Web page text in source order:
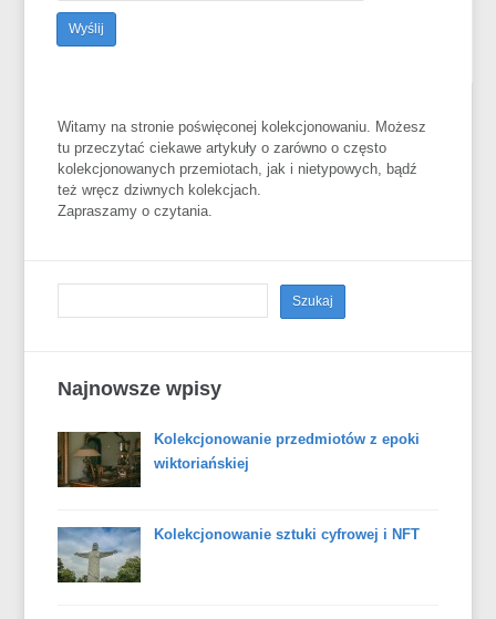
Witamy na stronie poświęconej kolekcjonowaniu. Możesz
tu przeczytać ciekawe artykuły o zarówno o często
kolekcjonowanych przemiotach, jak i nietypowych, bądź
też wręcz dziwnych kolekcjach.
Zapraszamy o czytania.
Najnowsze wpisy
Kolekcjonowanie przedmiotów z epoki
wiktoriańskiej
Kolekcjonowanie sztuki cyfrowej i NFT